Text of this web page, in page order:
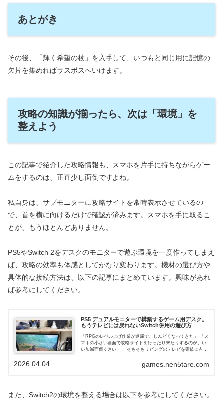
あとがき
その後、「輝く希望の杖」を入手して、いつもと同じ用に記憶の
欠片を集めればラスボスへいけます。
攻略の知識が揃ったら、次は「環境」を
整えよう
この記事で紹介した攻略情報も、スマホを片手に持ちながらゲー
ムをするのは、正直少し面倒ですよね。
私自身は、サブモニターに攻略サイトを常時表示させているの
で、首を横に向けるだけで確認が済みます。スマホを手に取るこ
とが、もうほとんどありません。
PS5やSwitch 2をデスクのモニターで遊ぶ環境を一度作ってしまえ
ば、攻略の効率も体感としてかなり変わります。機材の選び方や
具体的な接続方法は、以下の記事にまとめています。興味があれ
ば参考にしてください。
PS5 デュアルモニターで構築するゲーム用デスク。
もうテレビには戻れないSwitch併用の遊び方
「RPGのレベル上げ作業が退屈で、しんどくなってきた」 「ス
マホの小さい画面で攻略サイトを行ったり来たりするのが、い
い加減面倒くさい」 「そもそもリビングのテレビを家族に占領
games.nen5tare.com
2026.04.04
また、Switch2の環境を整える場合は以下を参考にしてください。